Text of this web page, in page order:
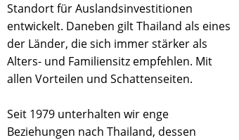
Standort für Auslandsinvestitionen
entwickelt. Daneben gilt Thailand als eines
der Länder, die sich immer stärker als
Alters- und Familiensitz empfehlen. Mit
allen Vorteilen und Schattenseiten.
Seit 1979 unterhalten wir enge
Beziehungen nach Thailand, dessen